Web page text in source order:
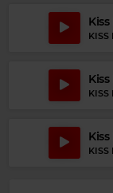
KISS
KISS
KISS